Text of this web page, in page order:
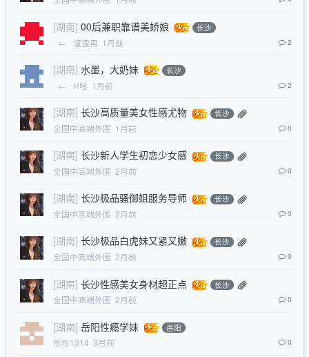
[湖南] 00后兼职靠谱美娇娘 长沙
← 渣渣男 1月前 2
[湖南] 水墨，大奶妹 长沙
← H哈 1月前 2
[湖南] 长沙高质量美女性感尤物 长沙
全国中高端外围 1月前 0
[湖南] 长沙新人学生初恋少女感 长沙
全国中高端外围 2月前 0
[湖南] 长沙极品骚御姐服务导师 长沙
全国中高端外围 2月前 0
[湖南] 长沙极品白虎妹又紧又嫩 长沙
全国中高端外围 2月前 0
[湖南] 长沙性感美女身材超正点 长沙
全国中高端外围 2月前 0
[湖南] 岳阳性瘾学妹 岳阳
彤彤1314 3月前 0